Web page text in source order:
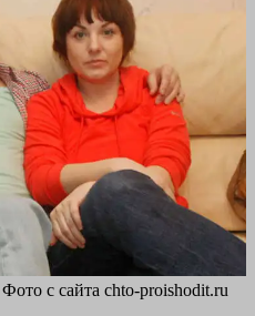
с сайта chto-proishodit.ru